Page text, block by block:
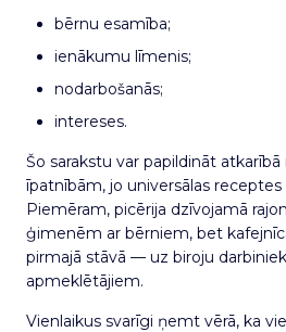
bērnu esamība;
ienākumu līmenis;
nodarbošanās;
intereses.
Šo sarakstu var papildināt
īpatnībām, jo universālas
Piemēram, picērija dzīvojamā
ģimenēm ar bērniem, bet
pirmajā stāvā — uz biroju
apmeklētājiem.
Vienlaikus svarīgi ņemt vērā, ka